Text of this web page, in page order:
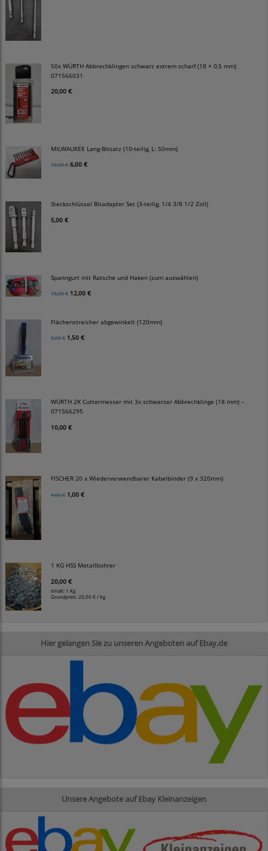
50x WÜRTH Abbrechklingen schwarz extrem scharf (18 × 0,5 mm)
071566031
20,00 €
MILWAUKEE Lang-Bitsatz (10-teilig, L: 50mm)
10,00 € 6,00 €
Steckschlüssel Bitadapter Set (3-teilig, 1/4 3/8 1/2 Zoll)
5,00 €
Spanngurt mit Ratsche und Haken (zum auswählen)
15,00 € 12,00 €
Flächenstreicher abgewinkelt (120mm)
5,00 € 1,50 €
WÜRTH 2K Cuttermesser mit 3x schwarzer Abbrechklinge (18 mm) –
071566295
10,00 €
FISCHER 20 x Wiederverwendbarer Kabelbinder (9 x 320mm)
4,00 € 1,00 €
1 KG HSS Metallbohrer
20,00 €
Inhalt: 1 Kg
Grundpreis: 20,00 € / Kg
Hier gelangen Sie zu unseren Angeboten auf Ebay.de
Unsere Angebote auf Ebay Kleinanzeigen